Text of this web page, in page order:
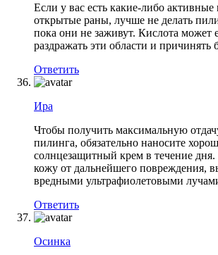
Если у вас есть какие-либо
открытые раны, лучше не делать
пока они не заживут. Кислота может
раздражать эти области и причинять
Ответить
Ира
Чтобы получить максимальную
пилинга, обязательно наносите
солнцезащитный крем в течение
кожу от дальнейшего повреждения,
вредными ультрафиолетовыми
Ответить
Осинка